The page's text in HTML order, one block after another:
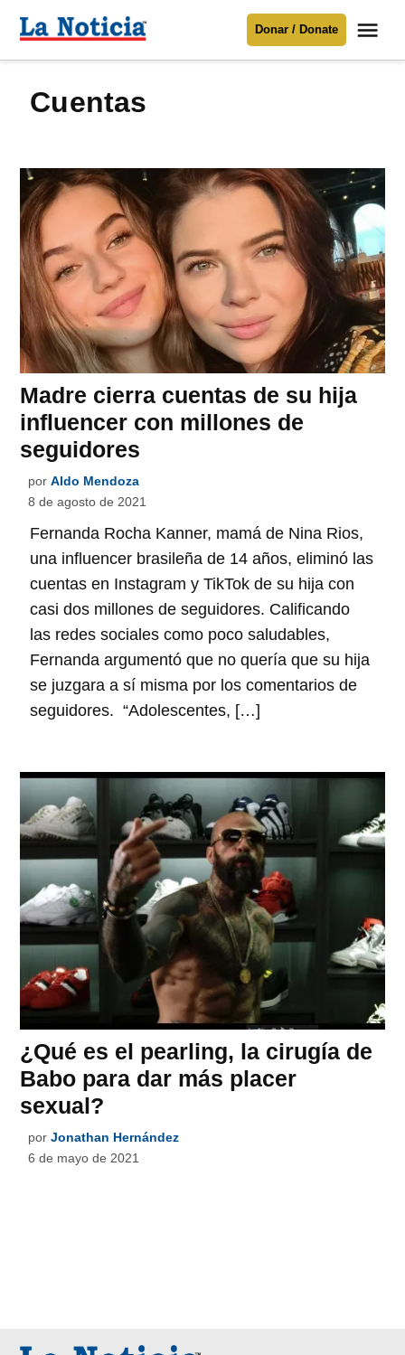
Para mantenerte informado necesitamos
contenido
Noticia
Donar / Donate
Cuentas
Madre cierra cuentas de su hija
influencer con millones de
seguidores
por Aldo Mendoza
8 de agosto de 2021
Fernanda Rocha Kanner, mamá de Nina Rios,
una influencer brasileña de 14 años, eliminó las
cuentas en Instagram y TikTok de su hija con
casi dos millones de seguidores. Calificando
las redes sociales como poco saludables,
Fernanda argumentó que no quería que su hija
se juzgara a sí misma por los comentarios de
seguidores. “Adolescentes, […]
¿Qué es el pearling, la cirugía de
Babo para dar más placer
sexual?
por Jonathan Hernández
6 de mayo de 2021